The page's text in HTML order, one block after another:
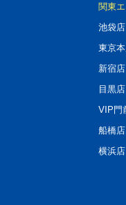
関東
池袋店
東京本
新宿店
目黒店
VIP門
船橋店
横浜店